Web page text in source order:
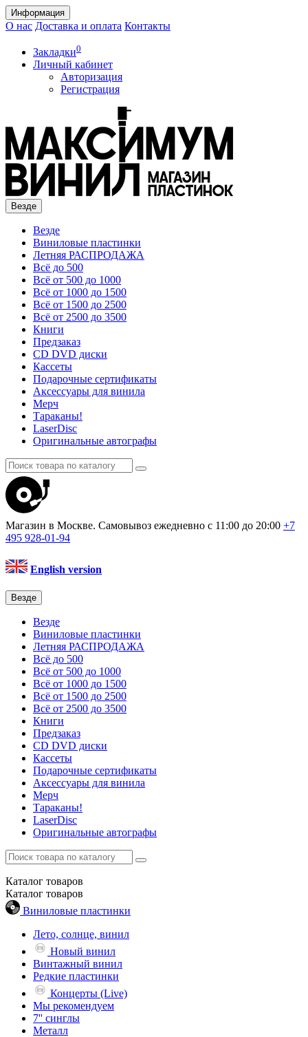
Информация
О нас Доставка и оплата Контакты
Закладки0
Личный кабинет
Авторизация
Регистрация
Везде
Везде
Виниловые пластинки
Летняя РАСПРОДАЖА
Всё до 500
Всё от 500 до 1000
Всё от 1000 до 1500
Всё от 1500 до 2500
Всё от 2500 до 3500
Книги
Предзаказ
CD DVD диски
Кассеты
Подарочные сертификаты
Аксессуары для винила
Мерч
Тараканы!
LaserDisc
Оригинальные автографы
Магазин в Москве. Самовывоз ежедневно с 11:00 до 20:00 +7
495 928-01-94
English version
Везде
Везде
Виниловые пластинки
Летняя РАСПРОДАЖА
Всё до 500
Всё от 500 до 1000
Всё от 1000 до 1500
Всё от 1500 до 2500
Всё от 2500 до 3500
Книги
Предзаказ
CD DVD диски
Кассеты
Подарочные сертификаты
Аксессуары для винила
Мерч
Тараканы!
LaserDisc
Оригинальные автографы
Каталог товаров
Каталог товаров
Виниловые пластинки
Лето, солнце, винил
Новый винил
Винтажный винил
Редкие пластинки
Концерты (Live)
Мы рекомендуем
7'' синглы
Металл